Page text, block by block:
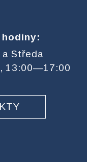
a Středa
13:00—17:00